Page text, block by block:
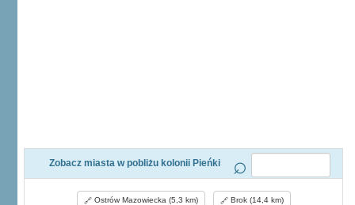
Zobacz miasta w pobliżu kolonii Pieńki
Ostrów Mazowiecka (5,3 km) Brok (14,4 km)